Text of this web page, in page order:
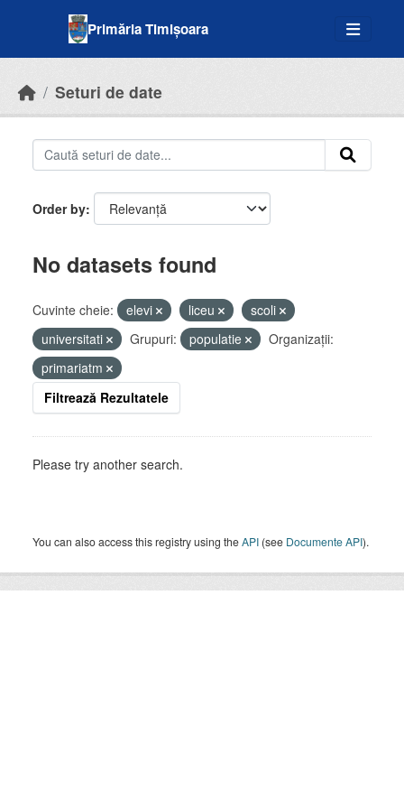
Primăria Timișoara
Seturi de date
Order by
No datasets found
Cuvinte cheie: elevi liceu
scoli
universitati
Grupuri: populatie
Organizații:
primariatm
Filtrează Rezultatele
Please try another search.
You can also access this registry using theAPI (see Documente API).